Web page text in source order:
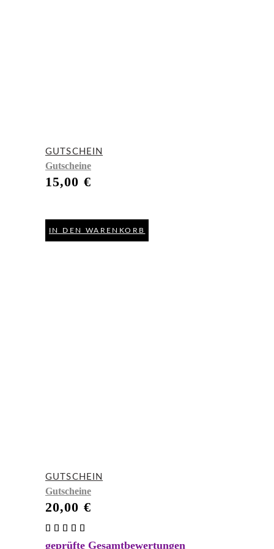
GUTSCHEIN
Gutscheine
15,00 €
IN DEN WARENKORB
GUTSCHEIN
Gutscheine
20,00 €
5.00
geprüfte Gesamtbewertungen